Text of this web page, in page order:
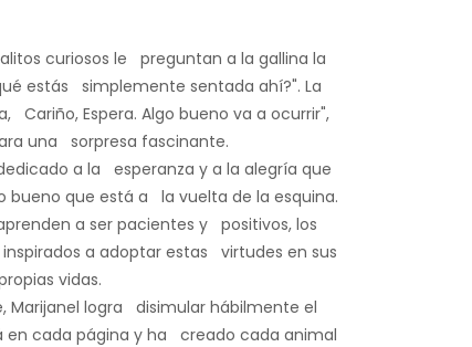
curiosos le preguntan a la gallina la
estás simplemente sentada ahí?". La
Cariño, Espera. Algo bueno va a ocurrir",
una sorpresa fascinante.
a la esperanza y a la alegría que
bueno que está a la vuelta de la esquina.
a ser pacientes y positivos, los
a adoptar estas virtudes en sus
vidas.
Marijanel logra disimular hábilmente el
en cada página y ha creado cada animal